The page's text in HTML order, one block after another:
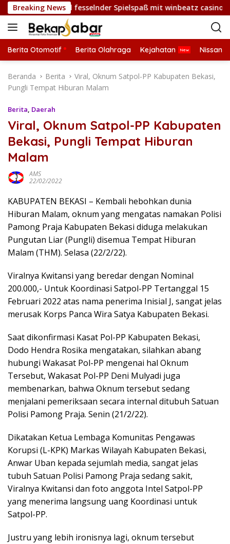
a
g
u
Breaking Newsund fesselnder Spielspaß mit winbeatz casino
Berita Otomotif Berita Olahraga Kejahatan Nissan
Beranda Berita
Viral, Oknum Satpol-PP Kabupaten Bekasi,
Pungli Tempat Hiburan Malam
Berita, Daerah
Viral, Oknum Satpol-PP Kabupaten
Bekasi, Pungli Tempat Hiburan
Malam
AMS
22/02/2022
KABUPATEN BEKASI – Kembali hebohkan dunia
Hiburan Malam, oknum yang mengatas namakan Polisi
Pamong Praja Kabupaten Bekasi diduga melakukan
Pungutan Liar (Pungli) disemua Tempat Hiburan
Malam (THM). Selasa (22/2/22).
Viralnya Kwitansi yang beredar dengan Nominal
200.000,- Untuk Koordinasi Satpol-PP Tertanggal 15
Februari 2022 atas nama penerima Inisial J, sangat jelas
merusak Korps Panca Wira Satya Kabupaten Bekasi.
Saat dikonfirmasi Kasat Pol-PP Kabupaten Bekasi,
Dodo Hendra Rosika mengatakan, silahkan abang
hubungi Wakasat Pol-PP mengenai hal Oknum
Tersebut, Wakasat Pol-PP Deni Mulyadi juga
membenarkan, bahwa Oknum tersebut sedang
menjalani pemeriksaan secara internal ditubuh Satuan
Polisi Pamong Praja. Senin (21/2/22).
Dikatakan Ketua Lembaga Komunitas Pengawas
Korupsi (L-KPK) Markas Wilayah Kabupaten Bekasi,
Anwar Uban kepada sejumlah media, sangat jelas
tubuh Satuan Polisi Pamong Praja sedang sakit,
Viralnya Kwitansi dan foto anggota Intel Satpol-PP
yang menerima langsung uang Koordinasi untuk
Satpol-PP.
Justru yang lebih ironisnya lagi, oknum tersebut